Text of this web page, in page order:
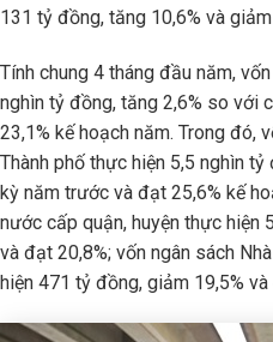
131 tỷ đồng, tăng 10,6% và giảm
Tính chung 4 tháng đầu năm,
nghìn tỷ đồng, tăng 2,6% so với
23,1% kế hoạch năm. Trong đó,
Thành phố thực hiện 5,5 nghìn
kỳ năm trước và đạt 25,6% kế
nước cấp quận, huyện thực hiện
và đạt 20,8%; vốn ngân sách
hiện 471 tỷ đồng, giảm 19,5% và